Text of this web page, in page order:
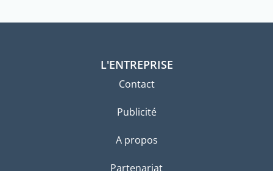
L'ENTREPRISE
Contact
Publicité
A propos
Partenariat